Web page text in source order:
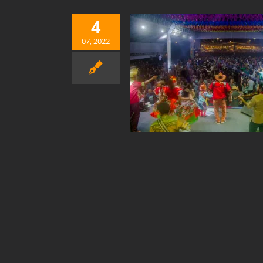
4
07, 2022
ELEGE CASACA
MELHOR BANDA DE